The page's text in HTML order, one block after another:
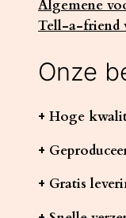
Algemene
Tell-a-friend
Onze
+ Hoge
+
+ Gratis